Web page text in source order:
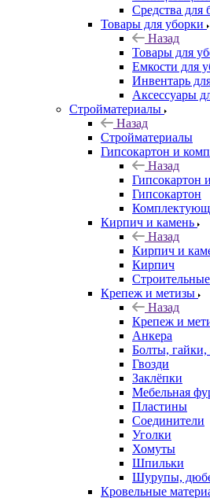
Средства для
Товары для уборки
Назад
Товары для
Емкости для
Инвентарь
Аксессуары
Стройматериалы
Назад
Стройматериалы
Гипсокартон и
Назад
Гипсокартон
Гипсокартон
Кирпич и камень
Назад
Кирпич и
Кирпич
Крепеж и метизы
Назад
Крепеж и
Анкера
Болты,
Гвозди
Заклёпки
Мебельная
Пластины
Соединители
Уголки
Хомуты
Шпильки
Шурупы,
Кровельные